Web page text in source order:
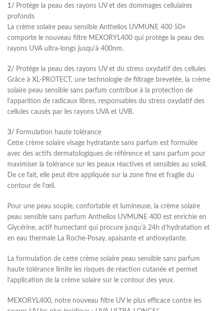
1/ Protège la peau des rayons UV et des dommages cellulaires
profonds
La crème solaire peau sensible Anthelios UVMUNE 400 50+
comporte le nouveau filtre MEXORYL400 qui protège la peau des
rayons UVA ultra-longs jusqu’à 400nm.
2/ Protège la peau des rayons UV et du stress oxydatif des cellules
Grâce à XL-PROTECT, une technologie de filtrage brevetée, la crème
solaire peau sensible sans parfum contribue à la protection de
l’apparition de radicaux libres, responsables du stress oxydatif des
cellules causés par les rayons UVA et UVB.
3/ Formulation haute tolérance
Cette crème solaire visage hydratante sans parfum est formulée
avec des actifs dermatologiques de référence et sans parfum pour
maximiser la tolérance sur les peaux réactives et sensibles au soleil.
De ce fait, elle peut être appliquée sur la zone fine et fragile du
contour de l’œil.
Pour une peau souple, confortable et lumineuse, la crème solaire
peau sensible sans parfum Anthelios UVMUNE 400 est enrichie en
Glycérine, actif humectant qui procure jusqu’à 24h d’hydratation et
en eau thermale La Roche-Posay, apaisante et antioxydante.
La formulation de cette crème solaire peau sensible sans parfum
haute tolérance limite les risques de réaction cutanée et permet
l’application de la crème solaire sur le contour des yeux.
MEXORYL400, notre nouveau filtre UV le plus efficace contre les